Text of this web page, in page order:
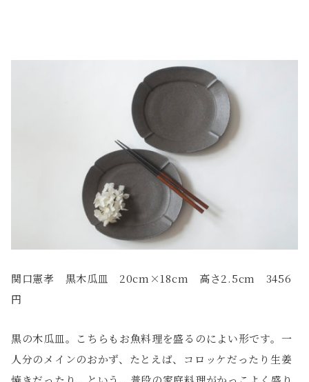
関口憲孝 黒木瓜皿 20cm×18cm 高さ2.5cm 3456
円
黒の木瓜皿。こちらもお魚料理を盛るのによい形です。一
人分のメインのおかず、たとえば、コロッケだったり生姜